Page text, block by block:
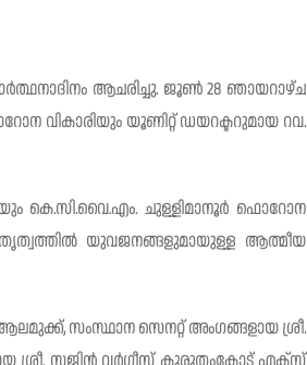
ആചരിച്ചു. ജൂൺ 28 ഞായറാഴ്ച
വികാരിയും യൂണിറ്റ് ഡയറക്ടറുമായ റവ.
കെ.സി.വൈ.എം. ചുള്ളിമാനൂർ ഫൊറോന
യുവജനങ്ങളുമായുള്ള ആത്മീയ
ആലമുക്ക്, സംസ്ഥാന സെനറ്റ് അംഗങ്ങളായ ശ്രീ.